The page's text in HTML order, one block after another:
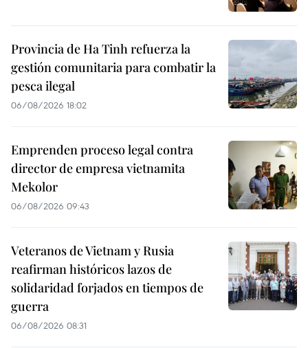
Provincia de Ha Tinh refuerza la
gestión comunitaria para combatir la
pesca ilegal
06/08/2026 18:02
Emprenden proceso legal contra
director de empresa vietnamita
Mekolor
06/08/2026 09:43
Veteranos de Vietnam y Rusia
reafirman históricos lazos de
solidaridad forjados en tiempos de
guerra
06/08/2026 08:31